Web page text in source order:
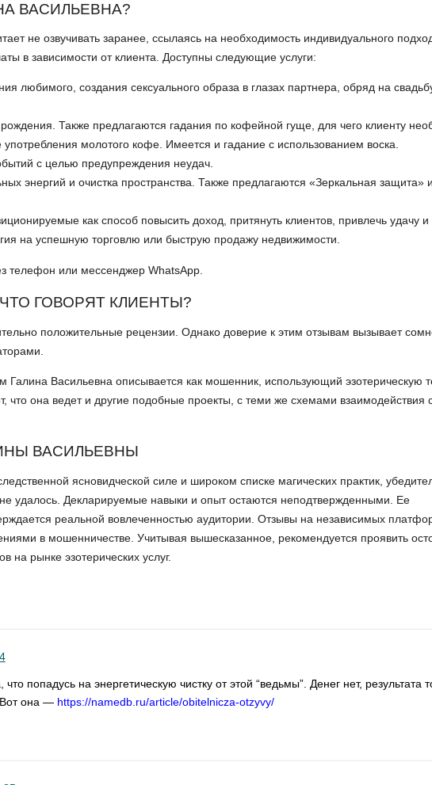
ВАСИЛЬЕВНА?
не озвучивать заранее, ссылаясь на необходимость индивидуального
в зависимости от клиента. Доступны следующие услуги:
любимого, создания сексуального образа в глазах партнера, обряд на
Также предлагаются гадания по кофейной гуще, для чего клиенту
молотого кофе. Имеется и гадание с использованием воска.
с целью предупреждения неудач.
энергий и очистка пространства. Также предлагаются «Зеркальная защита»
как способ повысить доход, притянуть клиентов, привлечь удачу и
на успешную торговлю или быструю продажу недвижимости.
телефон или мессенджер WhatsApp.
ГОВОРЯТ КЛИЕНТЫ?
положительные рецензии. Однако доверие к этим отзывам вызывает
Васильевна описывается как мошенник, использующий эзотерическую
что она ведет и другие подобные проекты, с теми же схемами взаимодействия
ВАСИЛЬЕВНЫ
ясновидческой силе и широком списке магических практик,
удалось. Декларируемые навыки и опыт остаются неподтвержденными. Ее
реальной вовлеченностью аудитории. Отзывы на независимых
в мошенничестве. Учитывая вышесказанное, рекомендуется проявить
на рынке эзотерических услуг.
попадусь на энергетическую чистку от этой “ведьмы”. Денег нет, результата
Вот она — https://namedb.ru/article/obitelnicza-otzyvy/